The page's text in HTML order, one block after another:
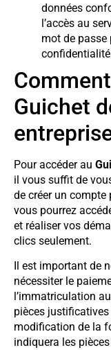
données
l’accès au
mot de passe
Guichet
Pour accéder au
il vous suffit de
de créer un compte
vous pourrez
et réaliser vos
clics seulement.
Il est important de
nécessiter le
l’immatriculation
pièces
modification de la
indiquera les